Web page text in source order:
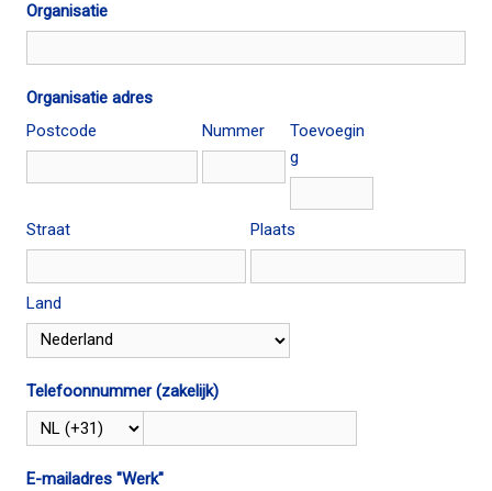
Organisatie
Organisatie adres
Postcode
Nummer
Toevoegin
g
Straat Plaats
Land
Telefoonnummer (zakelijk)
E-mailadres "Werk"